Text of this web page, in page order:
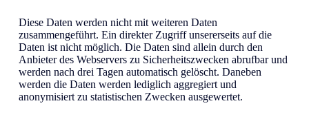
Diese Daten werden nicht mit weiteren Daten
zusammengeführt. Ein direkter Zugriff unsererseits auf die
Daten ist nicht möglich. Die Daten sind allein durch den
Anbieter des Webservers zu Sicherheitszwecken abrufbar und
werden nach drei Tagen automatisch gelöscht. Daneben
werden die Daten werden lediglich aggregiert und
anonymisiert zu statistischen Zwecken ausgewertet.